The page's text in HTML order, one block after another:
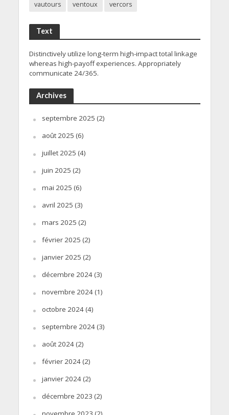
vautours
ventoux vercors
Text
Distinctively utilize long-term high-impact total linkage
whereas high-payoff experiences. Appropriately
communicate 24/365.
Archives
septembre 2025 (2)
août 2025 (6)
juillet 2025 (4)
juin 2025 (2)
mai 2025 (6)
avril 2025 (3)
mars 2025 (2)
février 2025 (2)
janvier 2025 (2)
décembre 2024(3)
novembre 2024(1)
octobre 2024(4)
septembre 2024(3)
août 2024(2)
février 2024(2)
janvier 2024(2)
décembre 2023 (2)